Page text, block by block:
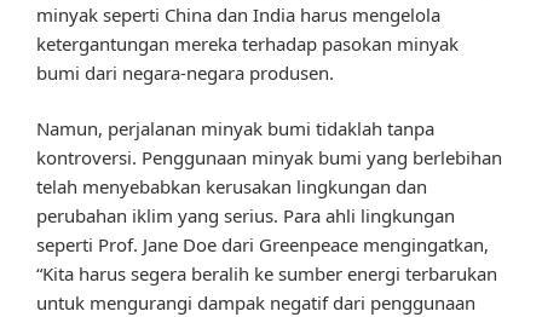
minyak seperti China dan India harus mengelola
ketergantungan mereka terhadap pasokan minyak
bumi dari negara-negara produsen.
Namun, perjalanan minyak bumi tidaklah tanpa
kontroversi. Penggunaan minyak bumi yang berlebihan
telah menyebabkan kerusakan lingkungan dan
perubahan iklim yang serius. Para ahli lingkungan
seperti Prof. Jane Doe dari Greenpeace mengingatkan,
“Kita harus segera beralih ke sumber energi terbarukan
untuk mengurangi dampak negatif dari penggunaan